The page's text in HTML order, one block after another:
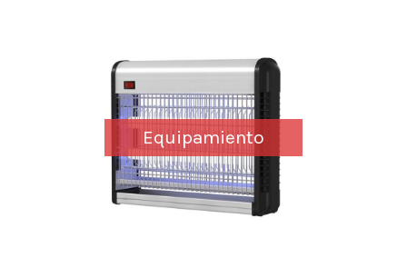
Equipamiento